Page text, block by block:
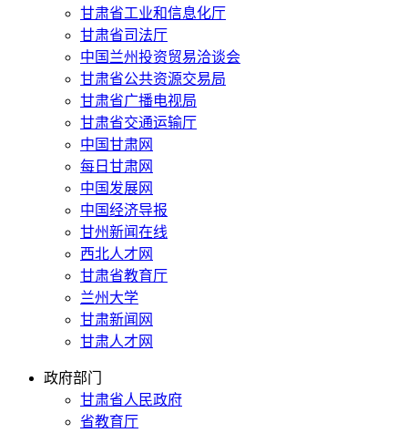
甘肃省工业和信息化厅
甘肃省司法厅
中国兰州投资贸易洽谈会
甘肃省公共资源交易局
甘肃省广播电视局
甘肃省交通运输厅
中国甘肃网
每日甘肃网
中国发展网
中国经济导报
甘州新闻在线
西北人才网
甘肃省教育厅
兰州大学
甘肃新闻网
甘肃人才网
政府部门
甘肃省人民政府
省教育厅